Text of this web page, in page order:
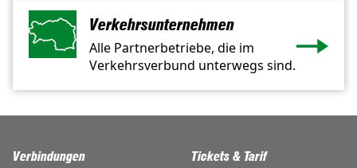
Verkehrsunternehmen
Alle Partnerbetriebe, die im
Verkehrsverbund unterwegs sind.
Verbindungen Tickets & Tarif